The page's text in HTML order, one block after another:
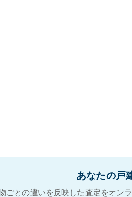
あなたの戸
ごとの違いを反映した査定をオン